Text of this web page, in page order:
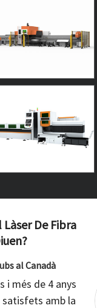
De Fibra
al Canadà
i més de 4 anys
satisfets amb la